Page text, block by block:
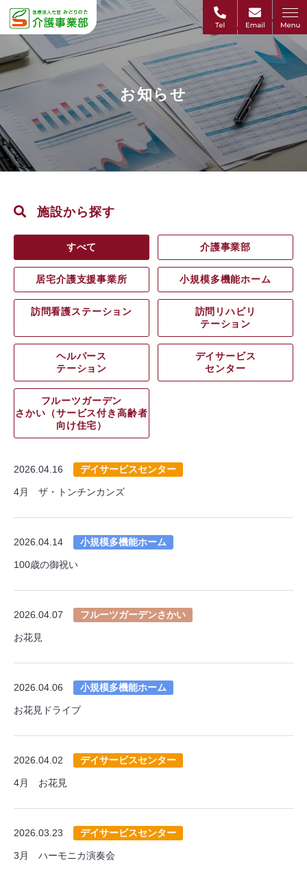
お知らせ
施設から探す
すべて 介護事業部
居宅介護支援事業所 小規模多機能ホーム
訪問看護ステーション
訪問リハビリ
テーション
ヘルパース
テーション
デイサービス
センター
フルーツガーデン
さかい（サービス付き高齢者
向け住宅）
2026.04.16 デイサービスセンター
4月 ザ・トンチンカンズ
2026.04.14 小規模多機能ホーム
100歳の御祝い
2026.04.07 フルーツガーデンさかい
お花見
2026.04.06 小規模多機能ホーム
お花見ドライブ
2026.04.02 デイサービスセンター
4月 お花見
2026.03.23 デイサービスセンター
3月 ハーモニカ演奏会